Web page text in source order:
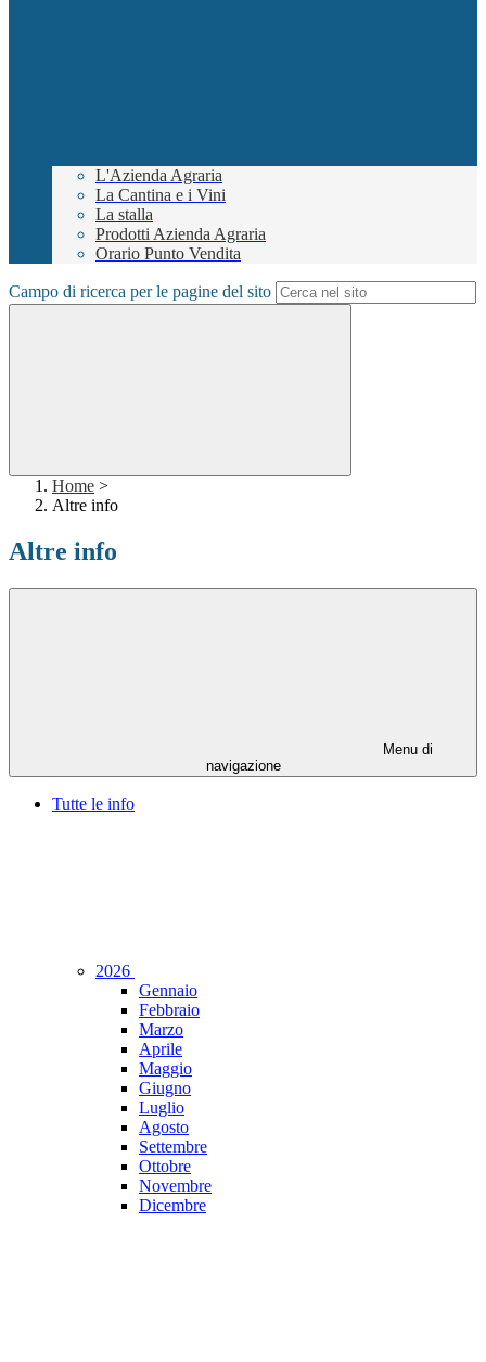
L'Azienda Agraria
La Cantina e i Vini
La stalla
Prodotti Azienda Agraria
Orario Punto Vendita
Campo di ricerca per le pagine del sito
Home >
Altre info
Altre info
Menu di
navigazione
Tutte le info
2026
Gennaio
Febbraio
Marzo
Aprile
Maggio
Giugno
Luglio
Agosto
Settembre
Ottobre
Novembre
Dicembre